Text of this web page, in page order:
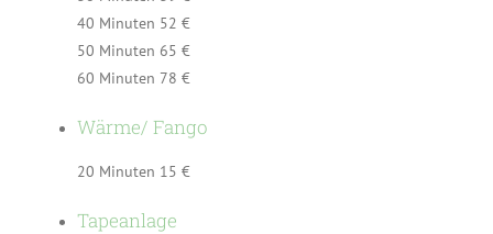
40 Minuten 52 €
50 Minuten 65 €
60 Minuten 78 €
Wärme/ Fango
20 Minuten 15 €
Tapeanlage